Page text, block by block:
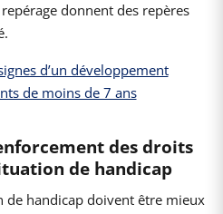
donnent des repères
d’un développement
de moins de 7 ans
des droits
de handicap
de handicap doivent être mieux